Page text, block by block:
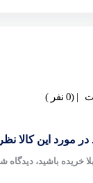
| (0 نفر )
مورد این کالا
خریده باشید،